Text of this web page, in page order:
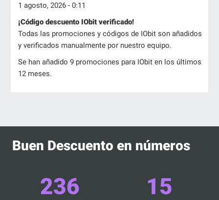
1 agosto, 2026 - 0:11
¡Código descuento IObit verificado!
Todas las promociones y códigos de IObit son añadidos
y verificados manualmente por nuestro equipo.
Se han añadido 9 promociones para IObit en los últimos
12 meses.
Buen Descuento en números
236 15